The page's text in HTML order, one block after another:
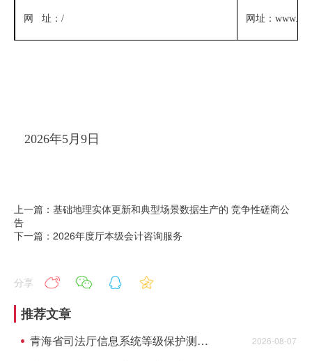
网 址：/ 网址：
2026年5月9日
上一篇：基础地理实体更新和典型场景数据生产的 竞争性磋商公
告
下一篇：2026年度厅本级会计咨询服务
分享
推荐文章
青海省司法厅信息系统等级保护测评项目成交结果公告 2026-08-07